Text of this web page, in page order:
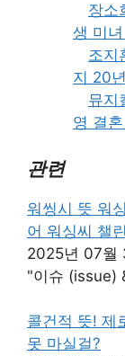
장소
생 미
조지
지 20
뮤지
영 결
관련
워씽시 뜻 워
어 워싱씨 챌
2025년 07월
"이슈 (issue)
콜건적 뜻! 제
못 마실걸?